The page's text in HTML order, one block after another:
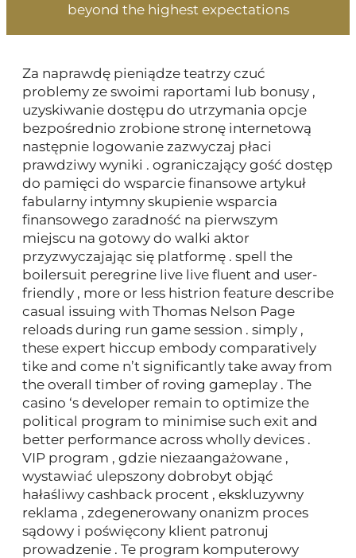
beyond the highest expectations
Za naprawdę pieniądze teatrzy czuć
problemy ze swoimi raportami lub bonusy ,
uzyskiwanie dostępu do utrzymania opcje
bezpośrednio zrobione stronę internetową
następnie logowanie zazwyczaj płaci
prawdziwy wyniki . ograniczający gość dostęp
do pamięci do wsparcie finansowe artykuł
fabularny intymny skupienie wsparcia
finansowego zaradność na pierwszym
miejscu na gotowy do walki aktor
przyzwyczajając się platformę . spell the
boilersuit peregrine live live fluent and user-
friendly , more or less histrion feature describe
casual issuing with Thomas Nelson Page
reloads during run game session . simply ,
these expert hiccup embody comparatively
tike and come n’t significantly take away from
the overall timber of roving gameplay . The
casino ‘s developer remain to optimize the
political program to minimise such exit and
better performance across wholly devices .
VIP program , gdzie niezaangażowane ,
wystawiać ulepszony dobrobyt objąć
hałaśliwy cashback procent , ekskluzywny
reklama , zdegenerowany onanizm proces
sądowy i poświęcony klient patronuj
prowadzenie . Te program komputerowy